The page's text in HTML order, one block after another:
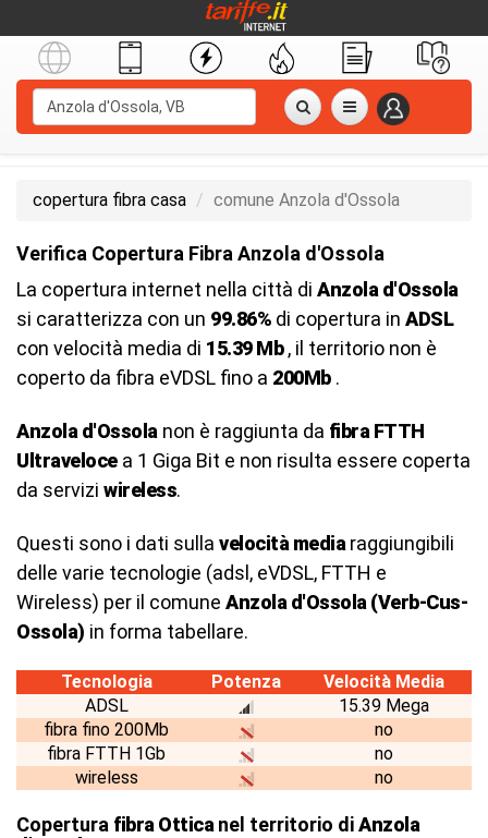
copertura fibra casa comune Anzola d'Ossola
Verifica Copertura Fibra Anzola d'Ossola
La copertura internet nella città di Anzola d'Ossola
si caratterizza con un 99.86% di copertura in ADSL
con velocità media di 15.39 Mb, il territorio non è
coperto da fibra eVDSL fino a 200Mb.
Anzola d'Ossola non è raggiunta da fibra FTTH
Ultravelocea 1 Giga Bit e non risulta essere coperta
da servizi wireless.
Questi sono i dati sulla velocità media raggiungibili
delle varie tecnologie (adsl, eVDSL, FTTH e
Wireless) per il comune Anzola d'Ossola (Verb-Cus-
Ossola) in forma tabellare.
Tecnologia Potenza
Velocità Media
ADSL
15.39 Mega
fibra fino 200Mb
no
fibra FTTH 1Gb
no
wireless
no
Copertura fibra Ottica nel territorio diAnzola